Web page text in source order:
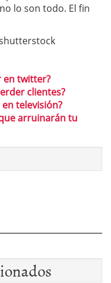
lo son todo. El fin
en twitter?
clientes?
televisión?
arruinarán tu